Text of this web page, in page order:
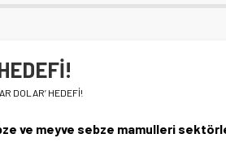
DOLAR’ HEDEFİ!
ve meyve sebze mamulleri